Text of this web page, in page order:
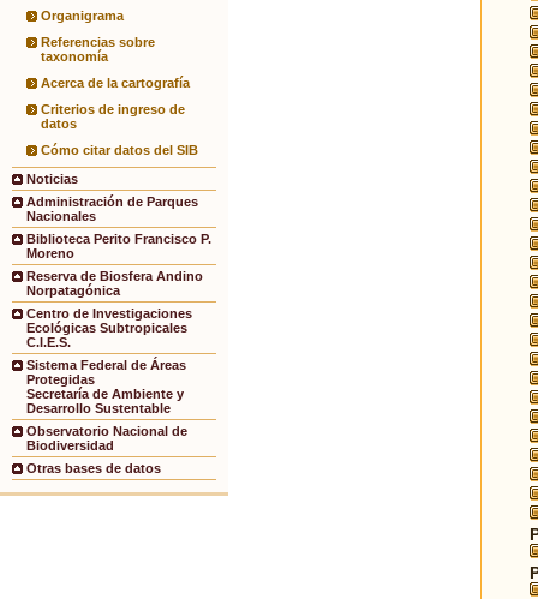
Organigrama
Referencias sobre
taxonomía
Acerca de la cartografía
Criterios de ingreso de
datos
Cómo citar datos del SIB
Noticias
Administración de Parques
Nacionales
Biblioteca Perito Francisco P.
Moreno
Reserva de Biosfera Andino
Norpatagónica
Centro de Investigaciones
Ecológicas Subtropicales
C.I.E.S.
Sistema Federal de Áreas
Protegidas
Secretaría de Ambiente y
Desarrollo Sustentable
Observatorio Nacional de
Biodiversidad
Otras bases de datos